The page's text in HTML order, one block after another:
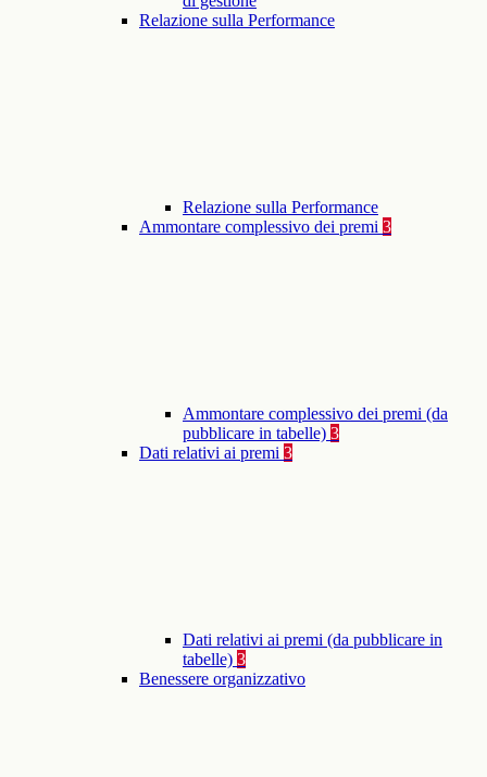
Relazione sulla Performance
Relazione sulla Performance
Ammontare complessivo dei premi 3
Ammontare complessivo dei premi (da
pubblicare in tabelle) 3
Dati relativi ai premi 3
Dati relativi ai premi (da pubblicare in
tabelle) 3
Benessere organizzativo